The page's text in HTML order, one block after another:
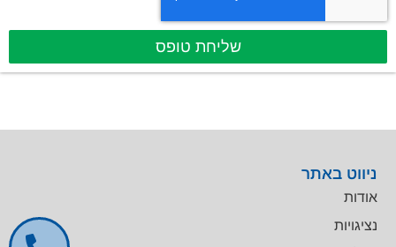
שליחת טופס
ניווט באתר
אודות
נציגויות